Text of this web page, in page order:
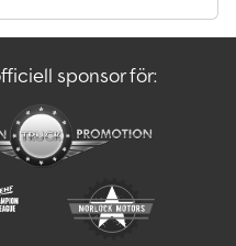
sponsor för: